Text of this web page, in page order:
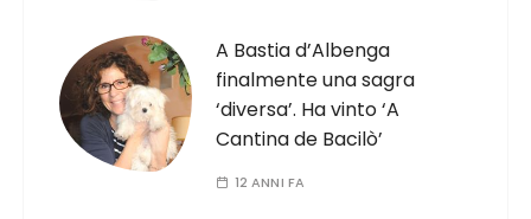
A Bastia d’Albenga
finalmente una sagra
‘diversa’. Ha vinto ‘A
Cantina de Bacilò’
12 ANNI FA